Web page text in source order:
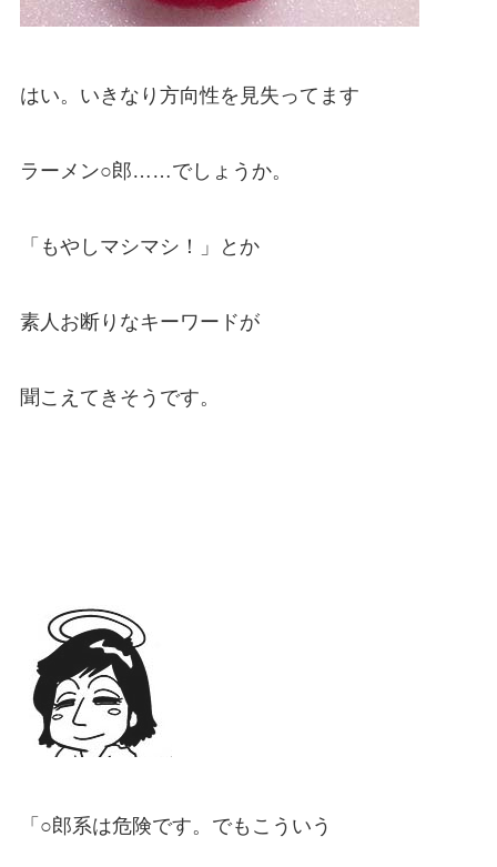
はい。いきなり方向性を見失ってます
ラーメン○郎……でしょうか。
「もやしマシマシ！」とか
素人お断りなキーワードが
聞こえてきそうです。
「○郎系は危険です。でもこういう